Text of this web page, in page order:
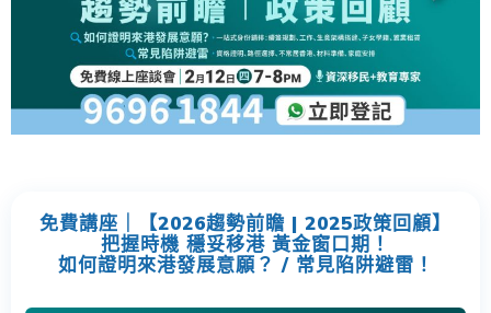
免費講座｜【2026趨勢前瞻 | 2025政策回顧】
把握時機 穩妥移港 黃金窗口期！
如何證明來港發展意願？ / 常見陷阱避雷！